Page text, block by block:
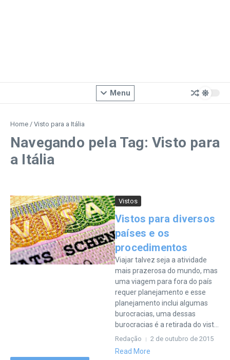
Menu
Home / Visto para a Itália
Navegando pela Tag: Visto para
a Itália
Vistos
Vistos para diversos
países e os
procedimentos
Viajar talvez seja a atividade
mais prazerosa do mundo, mas
uma viagem para fora do país
requer planejamento e esse
planejamento inclui algumas
burocracias, uma dessas
burocracias é a retirada do vist...
Redação 2 de outubro de 2015
Read More